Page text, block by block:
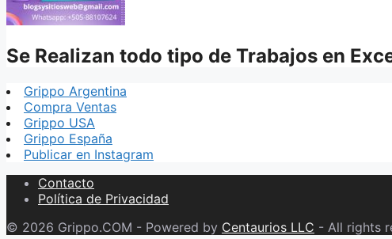
Se Realizan todo tipo de Trabajos en
Grippo Argentina
Compra Ventas
Grippo USA
Grippo España
Publicar en Instagram
Contacto
Política de Privacidad
© 2026 Grippo.COM - Powered by Centaurios LLC - All rights